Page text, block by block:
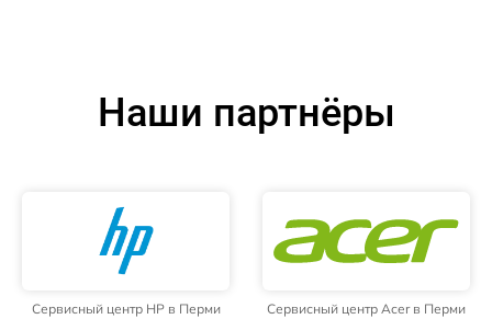
Наши партнёры
Сервисный центр HP в Перми Сервисный центр Acer в Перми